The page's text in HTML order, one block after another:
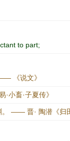
to part;
《说文》
小畜·子夏传》
—— 晋· 陶潜《归